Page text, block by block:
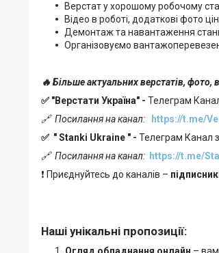
Верстат у хорошому робочому
Відео в роботі, додаткові фото
Демонтаж та навантаження
Організовуємо
🔥 Більше актуальних верстатів, фото,
✅ "Верстати Україна" - Телеграм
🔗 Посилання на канал:
https://t.me/
✅ "Stanki Ukraine " - Телеграм Канал
🔗 Посилання на канал: https://t.me/
❗ Приєднуйтесь до каналів –
Наші унікальні пропозиції: